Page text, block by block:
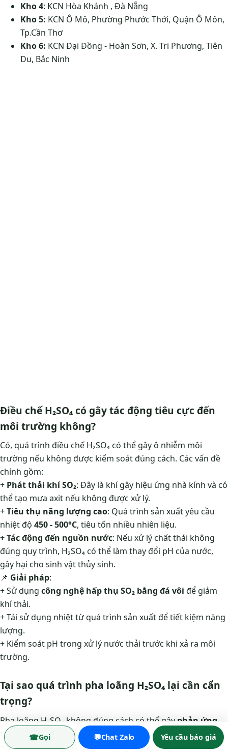
Kho 4: KCN Hòa Khánh , Đà Nẵng
Kho 5: KCN Ô Mô, Phường Phước Thới, Quận Ô Môn,
Tp.Cần Thơ
Kho 6: KCN Đại Đồng - Hoàn Sơn, X. Tri Phương, Tiên
Du, Bắc Ninh
Điều chế H₂SO₄ có gây tác động tiêu cực đến
môi trường không?
Có, quá trình điều chế H₂SO₄ có thể gây ô nhiễm môi
trường nếu không được kiểm soát đúng cách. Các vấn đề
chính gồm:
+ Phát thải khí SO₂: Đây là khí gây hiệu ứng nhà kính và có
thể tạo mưa axit nếu không được xử lý.
+Tiêu thụ năng lượng cao: Quá trình sản xuất yêu cầu
nhiệt độ 450 - 500°C, tiêu tốn nhiều nhiên liệu.
+ Tác động đến nguồn nước: Nếu xử lý chất thải không
đúng quy trình, H₂SO₄ có thể làm thay đổi pH của nước,
gây hại cho sinh vật thủy sinh.
📌 Giải pháp:
+ Sử dụng công nghệ hấp thụ SO₂ bằng đá vôi để giảm
khí thải.
+ Tái sử dụng nhiệt từ quá trình sản xuất để tiết kiệm năng
lượng.
+ Kiểm soát pH trong xử lý nước thải trước khi xả ra môi
trường.
Tại sao quá trình pha loãng H₂SO₄ lại cần cẩn
trọng?
Pha loãng H₂SO₄ không đúng cách có thể gâyphản ứng
tỏa nhiệt mạnh
, dẫn đến:
+Bắn axit ra ngoài , gây bỏng nghiêm trọng.
☎Gọi 💬Chat Zalo Yêu cầu báo giá